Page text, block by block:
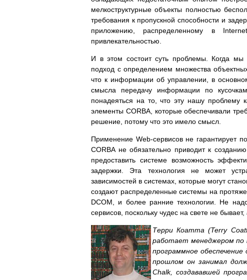
мелкоструктурные объекты полностью
требования к пропускной способности и
приложению, распределенному в
привлекательностью.
И в этом состоит суть проблемы. Когда
подход с определением множества
что к информации об управлении, в
смысла передачу информации по
понадеяться на то, что эту нашу
элементы CORBA, которые обеспечивали
решение, потому что это имело смысл.
Применение Web-сервисов не гарантирует
CORBA не обязательно приводит к
предоставить системе возможность
задержки. Эта технология не может
зависимостей в системах, которые могут
создают распределенные системы на
DCOM, и более ранние технологии. Не
сервисов, поскольку чудес на свете не
Терри Коатта (Terry
работает менеджером по
программное
прошлом он занимал
Chalk, создававшей